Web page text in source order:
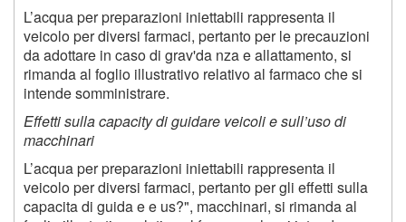
L’acqua per preparazioni iniettabili rappresenta il
veicolo per diversi farmaci, pertanto per le precauzioni
da adottare in caso di grav'da nza e allattamento, si
rimanda al foglio illustrativo relativo al farmaco che si
intende somministrare.
Effetti sulla capacity di guidare veicoli e sull’uso di
macchinari
L’acqua per preparazioni iniettabili rappresenta il
veicolo per diversi farmaci, pertanto per gli effetti sulla
capacita di guida e e us?", macchinari, si rimanda al